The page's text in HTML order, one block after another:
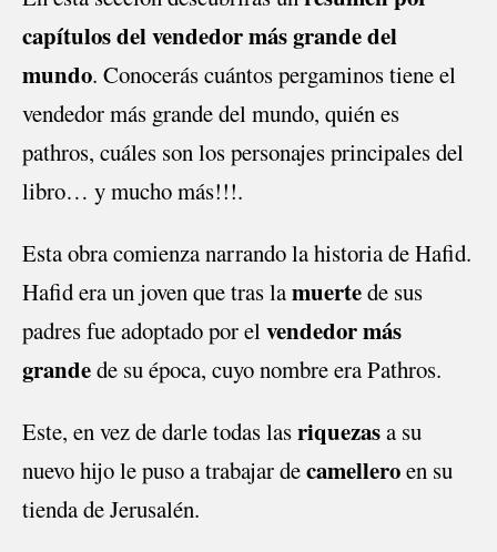
capítulos del vendedor más grande del
mundo. Conocerás cuántos pergaminos tiene el
vendedor más grande del mundo, quién es
pathros, cuáles son los personajes principales del
libro… y mucho más!!!.
Esta obra comienza narrando la historia de Hafid.
Hafid era un joven que tras lamuertede sus
padres fue adoptado por elvendedor más
grandede su época, cuyo nombre era Pathros.
Este, en vez de darle todas lasriquezasa su
nuevo hijo le puso a trabajar decamelleroen su
tienda de Jerusalén.